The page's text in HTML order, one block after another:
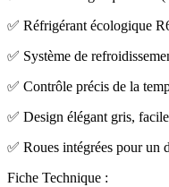
✅ Réfrigérant écologique
✅ Système de
✅ Contrôle précis de la
✅ Design élégant gris,
✅ Roues intégrées pour un
Fiche Technique :